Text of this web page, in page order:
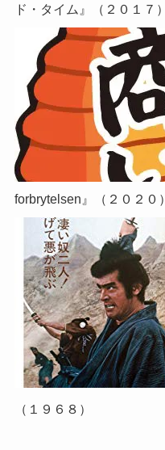
ド・タイム』（２０１７）
forbrytelsen』（２０２０）
（１９６８）